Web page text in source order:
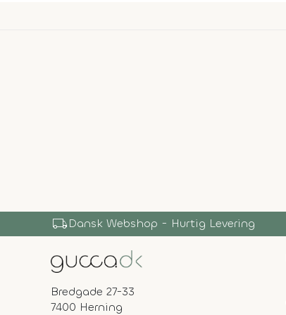
local_shippingDansk Webshop - Hurtig Levering
Bredgade 27-33
7400 Herning